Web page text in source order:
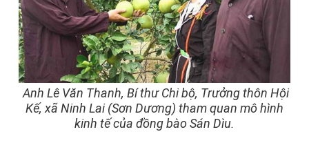
Anh Lê Văn Thanh, Bí thư Chi bộ, Trưởng thôn Hội
Kế, xã Ninh Lai (Sơn Dương) tham quan mô hình
kinh tế của đồng bào Sán Dìu.